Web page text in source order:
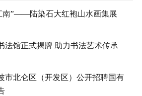
南”——陆染石大红袍山水画集展
法馆正式揭牌 助力书法艺术传承
市北仑区（开发区）公开招聘国有